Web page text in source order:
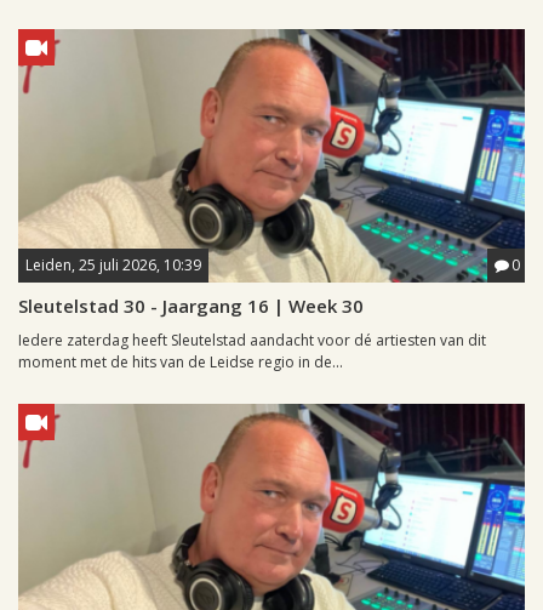
Leiden, 25 juli 2026, 10:39 0
Sleutelstad 30 - Jaargang 16 | Week 30
Iedere zaterdag heeft Sleutelstad aandacht voor dé artiesten van dit
moment met de hits van de Leidse regio in de...